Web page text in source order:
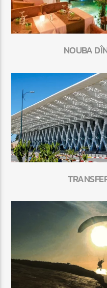
NOUBA